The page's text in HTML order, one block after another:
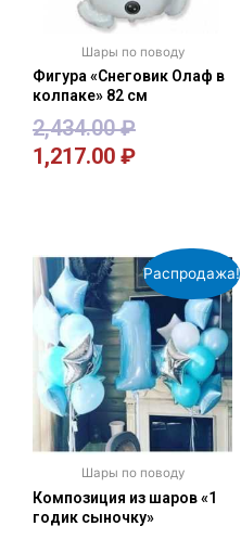
Шары по поводу
Фигура «Снеговик Олаф в
колпаке» 82 см
2,434.00₽
1,217.00 ₽
Распродажа!
Шары по поводу
Композиция из шаров «1
годик сыночку»